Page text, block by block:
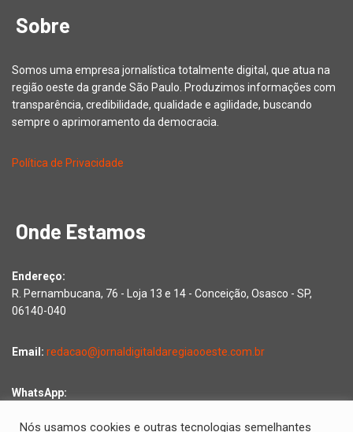
Sobre
Somos uma empresa jornalística totalmente digital, que atua na
região oeste da grande São Paulo. Produzimos informações com
transparência, credibilidade, qualidade e agilidade, buscando
sempre o aprimoramento da democracia.
Política de Privacidade
Onde Estamos
Endereço:
R. Pernambucana, 76 - Loja 13 e 14 - Conceição, Osasco - SP,
06140-040
Email: redacao@jornaldigitaldaregiaooeste.com.br
WhatsApp:
Nós usamos cookies e outras tecnologias semelhantes